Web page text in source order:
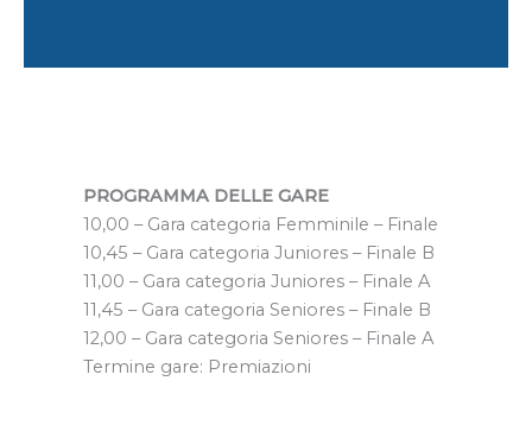
PROGRAMMA DELLE GARE
10,00 – Gara categoria Femminile – Finale
10,45 – Gara categoria Juniores – Finale B
11,00 – Gara categoria Juniores – Finale A
11,45 – Gara categoria Seniores – Finale B
12,00 – Gara categoria Seniores – Finale A
Termine gare: Premiazioni